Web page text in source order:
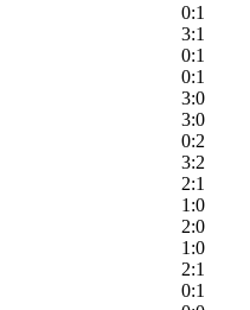
0:1
3:1
0:1
0:1
3:0
3:0
0:2
3:2
2:1
1:0
2:0
1:0
2:1
0:1